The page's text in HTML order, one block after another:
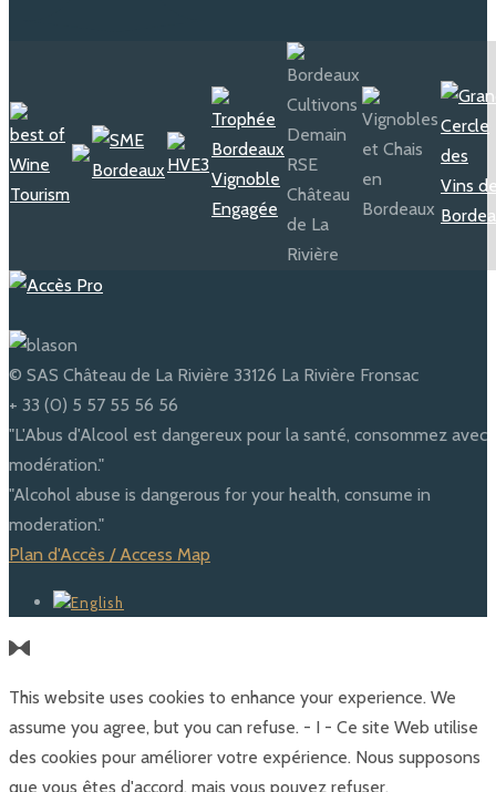
© SAS Château de La Rivière 33126 La Rivière Fronsac
+ 33 (0) 5 57 55 56 56
"L'Abus d'Alcool est dangereux pour la santé, consommez avec
modération."
"Alcohol abuse is dangerous for your health, consume in
moderation."
Plan d'Accès / Access Map
This website uses cookies to enhance your experience. We
assume you agree, but you can refuse. - I - Ce site Web utilise
des cookies pour améliorer votre expérience. Nous supposons
que vous êtes d'accord, mais vous pouvez refuser.